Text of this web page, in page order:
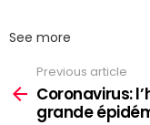
See more
Previous article
Coronavirus:
grande